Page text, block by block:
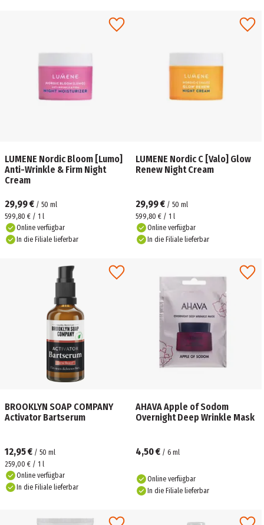
LUMENE Nordic Bloom [Lumo]
Anti-Wrinkle & Firm Night
Cream
29,99 € / 50 ml
599,80 € / 1 l
Online verfügbar
In die Filiale lieferbar
LUMENE Nordic C [Valo] Glow
Renew Night Cream
29,99 € / 50 ml
599,80 € / 1 l
Online verfügbar
In die Filiale lieferbar
BROOKLYN SOAP COMPANY
Activator Bartserum
12,95 € / 50 ml
259,00 € / 1 l
Online verfügbar
In die Filiale lieferbar
AHAVA Apple of Sodom
Overnight Deep Wrinkle Mask
4,50 € / 6 ml
Online verfügbar
In die Filiale lieferbar